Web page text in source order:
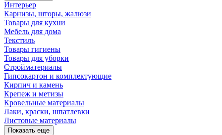
Интерьер
Карнизы, шторы, жалюзи
Товары для кухни
Мебель для дома
Текстиль
Товары гигиены
Товары для уборки
Стройматериалы
Гипсокартон и комплектующие
Кирпич и камень
Крепеж и метизы
Кровельные материалы
Лаки, краски, шпатлевки
Листовые материалы
Показать еще